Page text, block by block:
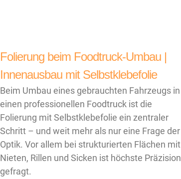
Folierung beim Foodtruck-Umbau |
Innenausbau mit Selbstklebefolie
Beim Umbau eines gebrauchten Fahrzeugs in
einen professionellen Foodtruck ist die
Folierung mit Selbstklebefolie ein zentraler
Schritt – und weit mehr als nur eine Frage der
Optik. Vor allem bei strukturierten Flächen mit
Nieten, Rillen und Sicken ist höchste Präzision
gefragt.